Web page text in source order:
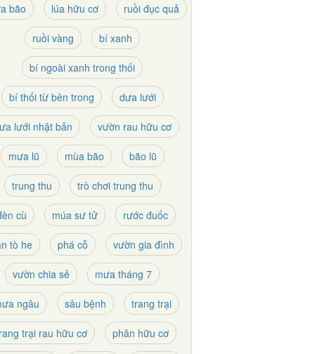
bão lúa hữu cơ ruồi đục quả
ruồi vàng bí xanh
bí ngoài xanh trong thối
bí thối từ bên trong dưa lưới
lưới nhật bản vườn rau hữu cơ
mưa lũ mùa bão bão lũ
trung thu trò chơi trung thu
cù múa sư tử rước đuốc
tò he phá cỗ vườn gia đình
vườn chia sẻ mưa tháng 7
ngâu sâu bệnh trang trại
trại rau hữu cơ phân hữu cơ